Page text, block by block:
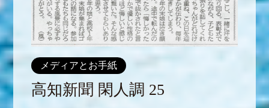
メディアとお手紙
高知新聞 閑人調 25